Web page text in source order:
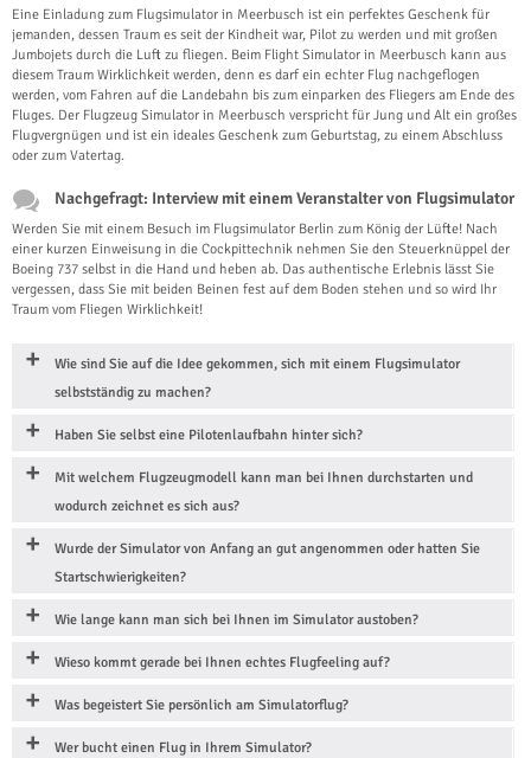
Eine Einladung zum Flugsimulator in Meerbusch ist ein perfektes Geschenk für
jemanden, dessen Traum es seit der Kindheit war, Pilot zu werden und mit großen
Jumbojets durch die Luft zu fliegen. Beim Flight Simulator in Meerbusch kann aus
diesem Traum Wirklichkeit werden, denn es darf ein echter Flug nachgeflogen
werden, vom Fahren auf die Landebahn bis zum einparken des Fliegers am Ende des
Fluges. Der Flugzeug Simulator in Meerbusch verspricht für Jung und Alt ein großes
Flugvergnügen und ist ein ideales Geschenk zum Geburtstag, zu einem Abschluss
oder zum Vatertag.
Nachgefragt: Interview mit einem Veranstalter von Flugsimulator
Werden Sie mit einem Besuch im Flugsimulator Berlin zum König der Lüfte! Nach
einer kurzen Einweisung in die Cockpittechnik nehmen Sie den Steuerknüppel der
Boeing 737 selbst in die Hand und heben ab. Das authentische Erlebnis lässt Sie
vergessen, dass Sie mit beiden Beinen fest auf dem Boden stehen und so wird Ihr
Traum vom Fliegen Wirklichkeit!
Wie sind Sie auf die Idee gekommen, sich mit einem Flugsimulator
selbstständig zu machen?
Haben Sie selbst eine Pilotenlaufbahn hinter sich?
Mit welchem Flugzeugmodell kann man bei Ihnen durchstarten und
wodurch zeichnet es sich aus?
Wurde der Simulator von Anfang an gut angenommen oder hatten Sie
Startschwierigkeiten?
Wie lange kann man sich bei Ihnen im Simulator austoben?
Wieso kommt gerade bei Ihnen echtes Flugfeeling auf?
Was begeistert Sie persönlich am Simulatorflug?
Wer bucht einen Flug in Ihrem Simulator?